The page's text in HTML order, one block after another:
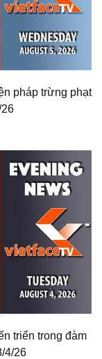
pháp trừng phạt
triển trong đàm
4/26